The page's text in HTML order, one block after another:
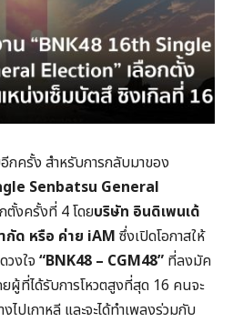
กครั้ง สำหรับการกลับมาของ
Senbatsu General
ตั้งครั้งที่ 4 โดยบริษัท อินดิเพนเด้
กัด หรือ ค่าย iAM ซึ่งเปิดโอกาสให้
วงใจ “BNK48 – CGM48” ที่ลงมัค
ที่ได้รับการโหวตสูงที่สุด 16 คนจะ
ปเกาหลี และจะได้ทำเพลงร่วมกับ